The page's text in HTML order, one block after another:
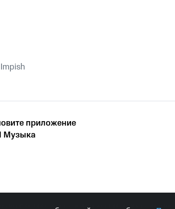
приложение
Музыка
средств, психотропных веществ, их